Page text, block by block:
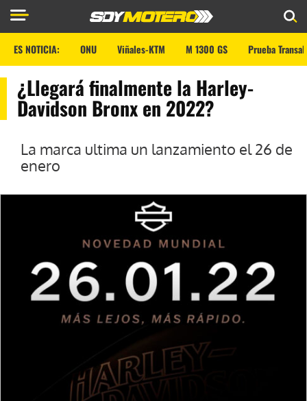
ES NOTICIA: ONU Viñales-KTM M 1300 GS Prueba
¿Llegará finalmente la Harley-
Davidson Bronx en 2022?
La marca ultima un lanzamiento el 26 de
enero